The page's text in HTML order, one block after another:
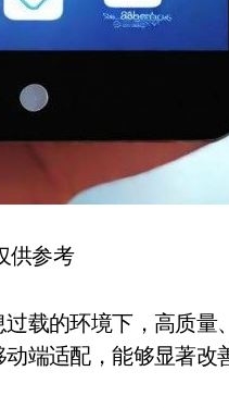
供参考
载的环境下，高质量
端适配，能够显著改